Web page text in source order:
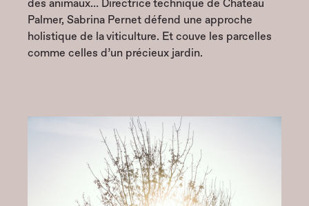
des animaux… Directrice technique de Château
Palmer, Sabrina Pernet défend une approche
holistique de la viticulture. Et couve les parcelles
comme celles d’un précieux jardin.